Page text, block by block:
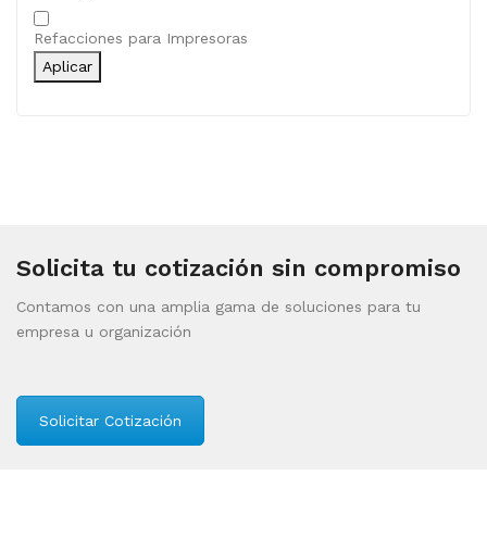
Categoría
Refacciones para Impresoras
Aplicar
Solicita tu cotización sin compromiso
Contamos con una amplia gama de soluciones para tu
empresa u organización
Solicitar Cotización